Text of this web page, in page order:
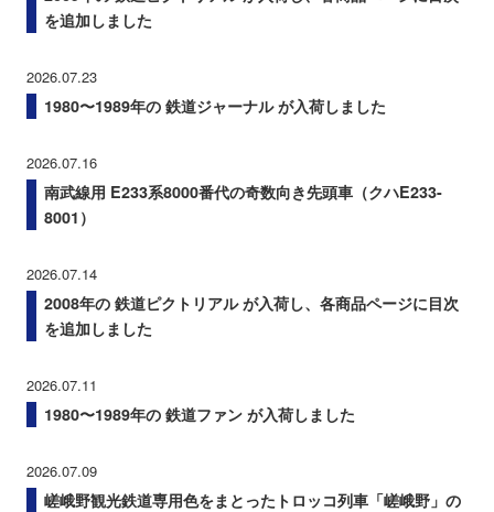
を追加しました
2026.07.23
1980〜1989年の 鉄道ジャーナル が入荷しました
2026.07.16
南武線用 E233系8000番代の奇数向き先頭車（クハE233-
8001）
2026.07.14
2008年の 鉄道ピクトリアル が入荷し、各商品ページに目次
を追加しました
2026.07.11
1980〜1989年の 鉄道ファン が入荷しました
2026.07.09
嵯峨野観光鉄道専用色をまとったトロッコ列車「嵯峨野」の